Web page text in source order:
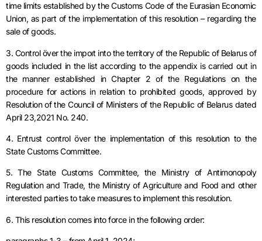
time limits established by the Customs Code of the Eurasian Economic
Union, as part of the implementation of this resolution – regarding the
sale of goods.
3. Control över the impoıt into the territory of the Republic of Belarus of
goods included in the list according to the appendix is carried out in
the manner established in Chapter 2 of the Regulations on the
procedure for actions in relation to prohibited goods, approved by
Resolution of the Council of Ministers of the Republic of Belarus dated
April 23,2021 No. 240.
4. Entrust control över the implementation of this resolution to the
State Customs Committee.
5. The State Customs Committee, the Ministry of Antimonopoly
Regulation and Trade, the Ministry of Agriculture and Food and other
interested parties to take measures to implement this resolution.
6. This resolution comes into force in the following order: